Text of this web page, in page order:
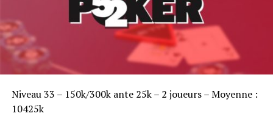
Niveau 33 – 150k/300k ante 25k – 2 joueurs – Moyenne :
10425k